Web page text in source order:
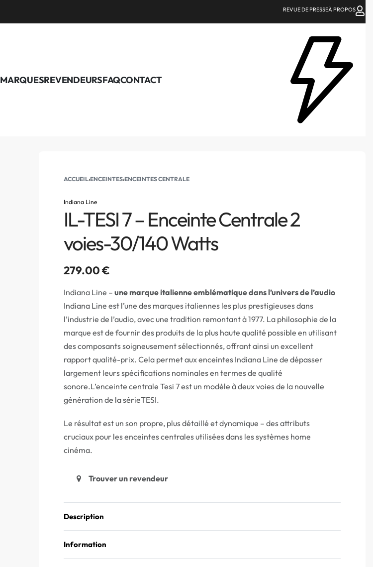
REVUE DE PRESSEÀ PROPOS
MARQUESREVENDEURSFAQCONTACT
ACCUEIL›ENCEINTES›ENCEINTES CENTRALE
Indiana Line
IL-TESI 7 – Enceinte Centrale 2
voies-30/140 Watts
279.00€
Indiana Line – une marque italienne emblématique dans l’univers de l’audio
Indiana Line est l’une des marques italiennes les plus prestigieuses dans
l’industrie de l’audio, avec une tradition remontant à 1977. La philosophie de la
marque est de fournir des produits de la plus haute qualité possible en utilisant
des composants soigneusement sélectionnés, offrant ainsi un excellent
rapport qualité-prix. Cela permet aux enceintes Indiana Line de dépasser
largement leurs spécifications nominales en termes de qualité
sonore.L’enceinte centrale Tesi 7 est un modèle à deux voies de la nouvelle
génération de la sérieTESI.
Le résultat est un son propre, plus détaillé et dynamique – des attributs
cruciaux pour les enceintes centrales utilisées dans les systèmes home
cinéma.
Trouver un revendeur
Description
Information